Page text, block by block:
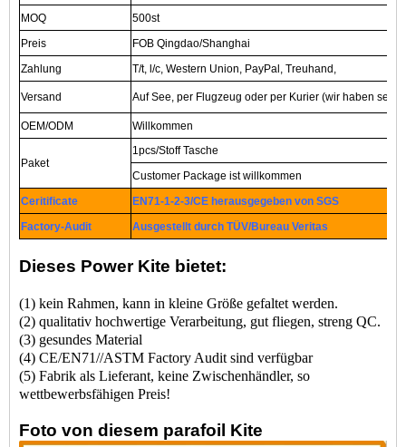
MOQ
500st
Preis
FOB Qingdao/Shanghai
Zahlung
T/t, l/c, Western Union, PayPal, Treuhand,
Versand Auf See, per Flugzeug oder per Kurier (wir haben sehr
OEM/ODM Willkommen
Paket
1pcs/Stoff Tasche
Customer Package ist willkommen
Ceritificate
EN71-1-2-3/CE herausgegeben von SGS
Factory-Audit
Ausgestellt durch TÜV/Bureau Veritas
Dieses Power Kite bietet:
(1) kein Rahmen, kann in kleine Größe gefaltet werden.
(2) qualitativ hochwertige Verarbeitung, gut fliegen, streng QC.
(3) gesundes Material
(4) CE/EN71//ASTM Factory Audit sind verfügbar
(5) Fabrik als Lieferant, keine Zwischenhändler, so
wettbewerbsfähigen Preis!
Foto von diesem parafoil Kite